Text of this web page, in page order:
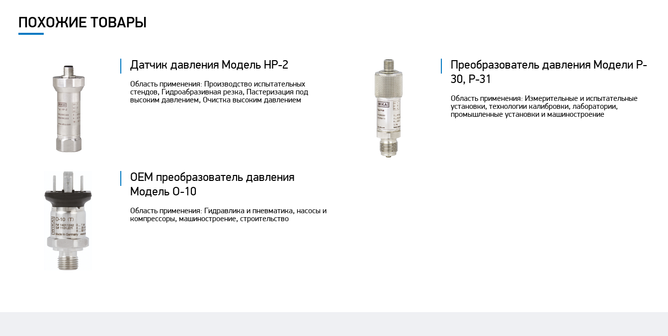
ПОХОЖИЕ ТОВАРЫ
Датчик давления Модель HP-2
Область применения: Производство испытательных
стендов, Гидроабразивная резка, Пастеризация под
высоким давлением, Очистка высоким давлением
Преобразователь давления Модели P-
30, P-31
Область применения: Измерительные и испытательные
установки, технологии калибровки, лаборатории,
промышленные установки и машиностроение
OEM преобразователь давления
Модель O-10
Область применения: Гидравлика и пневматика, насосы и
компрессоры, машиностроение, строительство